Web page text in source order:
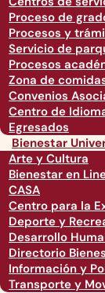
Proceso de
Procesos y
Servicio de
Procesos
Zona de
Convenios
Centro de
Egresados
Bienestar
Arte y Cultura
Bienestar en
CASA
Centro para la
Deporte y
Desarrollo
Directorio
Información y
Transporte y